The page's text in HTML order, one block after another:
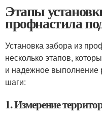
Этапы
профнастила
Установка забора из
несколько этапов,
и надежное выполнение
шаги:
1. Измерение